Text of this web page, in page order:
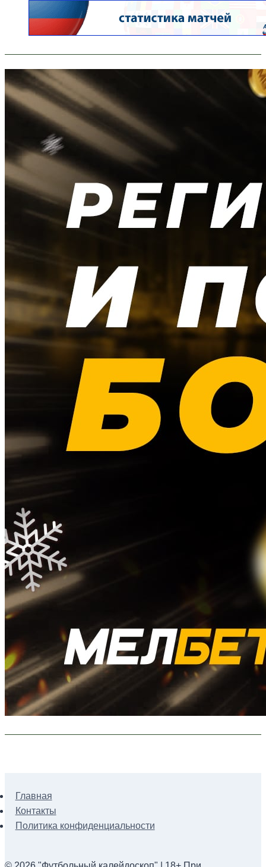
Главная
Контакты
Политика конфиденциальности